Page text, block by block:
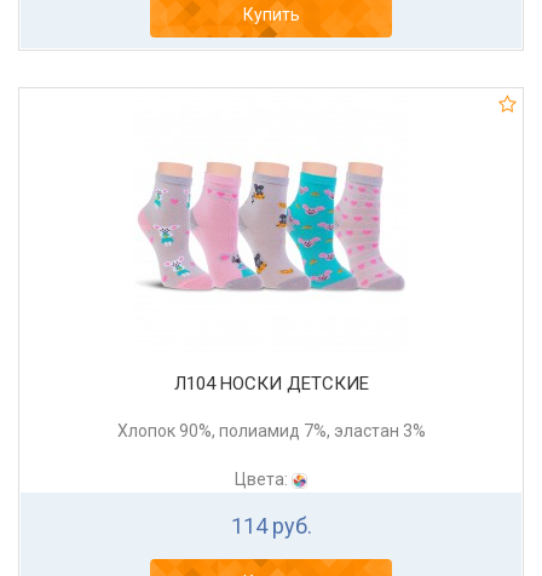
Купить
Л104 НОСКИ ДЕТСКИЕ
Хлопок 90%, полиамид 7%, эластан 3%
Цвета:
114 руб.